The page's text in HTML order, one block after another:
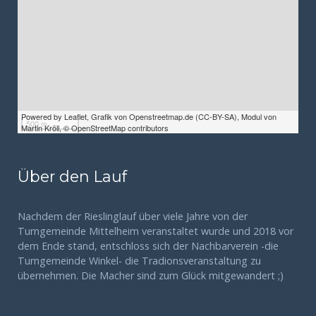
500 m
Powered by Leaflet, Grafik vonOpenstreetmap.de (CC-BY-SA), Modul von
Martin Kröll,© OpenStreetMap contributors
Über den Lauf
Nachdem der Rieslinglauf über viele Jahre von der
Turngemeinde Mittelheim veranstaltet wurde und 2018 vor
dem Ende stand, entschloss sich der Nachbarverein -die
Turngemeinde Winkel- die Tradionsveranstaltung zu
übernehmen. Die Macher sind zum Glück mitgewandert ;)